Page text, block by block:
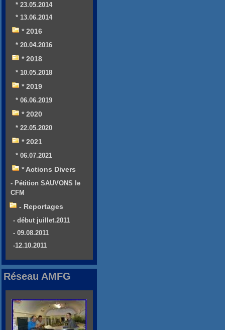
* 23.05.2014
* 13.06.2014
* 2016
* 20.04.2016
* 2018
* 10.05.2018
* 2019
* 06.06.2019
* 2020
* 22.05.2020
* 2021
* 06.07.2021
* Actions Divers
- Pétition SAUVONS le
CFM
- Reportages
- début juillet.2011
- 09.08.2011
-12.10.2011
Réseau AMFG